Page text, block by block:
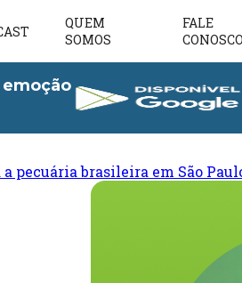
QUEM
SOMOS
FALE
CONOSCO
emoção
pecuária brasileira em São